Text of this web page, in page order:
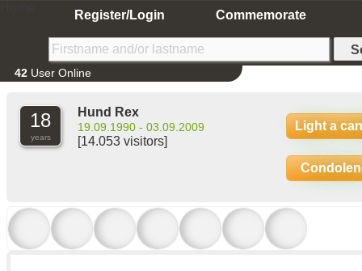
Register/Login Commemorate
42 User Online
18
years
Hund Rex
19.09.1990 - 03.09.2009
[14.053 visitors]
Light a